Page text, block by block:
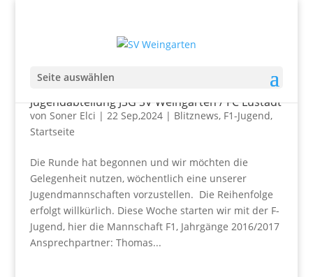
Seite auswählen
Jugendabteilung JSG SV Weingarten / FC Lustadt
von Soner Elci | 22 Sep,2024| Blitznews, F1-Jugend,
Startseite
Die Runde hat begonnen und wir möchten die
Gelegenheit nutzen, wöchentlich eine unserer
Jugendmannschaften vorzustellen. Die Reihenfolge
erfolgt willkürlich. Diese Woche starten wir mit der F-
Jugend, hier die Mannschaft F1, Jahrgänge 2016/2017
Ansprechpartner: Thomas...